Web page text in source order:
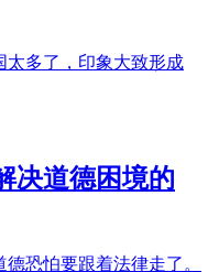
太多了，印象大致形成
决道德困境的
恐怕要跟着法律走了。